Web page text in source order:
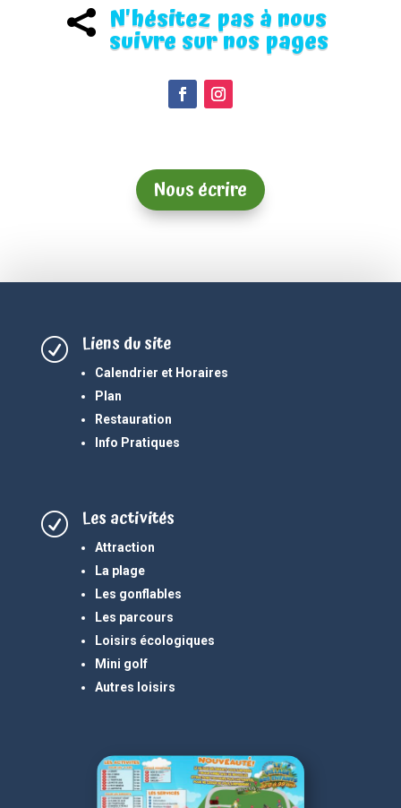
 N'hésitez pas à nous
suivre sur nos pages
Nous écrire
R Liens du site
Calendrier et Horaires
Plan
Restauration
Info Pratiques
R Les activités
Attraction
La plage
Les gonflables
Les parcours
Loisirs écologiques
Mini golf
Autres loisirs